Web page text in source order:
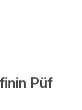
Püf